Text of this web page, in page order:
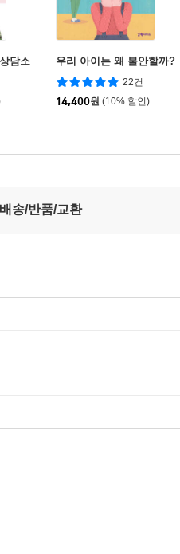
담소 우리 아이는 왜 불안할까?
22건
14,400원 (10% 할인)
배송/반품/교환